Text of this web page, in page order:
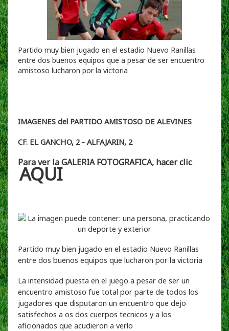
Partido muy bien jugado en el estadio Nuevo Ranillas
entre dos buenos equipos que a pesar de ser encuentro
amistoso lucharon por la victoria
IMAGENES del PARTIDO AMISTOSO DE ALEVINES
CF. EL GANCHO, 2 - ALFAJARIN, 2
Para ver la GALERIA FOTOGRAFICA, hacer clic :
AQUI
Partido muy bien jugado en el estadio Nuevo Ranillas
entre dos buenos equipos que lucharon por la victoria
La intensidad puesta en el juego a pesar de ser un
encuentro amistoso fue total por parte de todos los
jugadores que disputaron un encuentro que dejo
satisfechos a os dos cuerpos tecnicos y a los
aficionados que acudieron a verlo